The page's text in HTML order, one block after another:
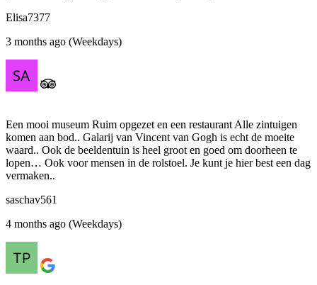
Elisa7377
3 months ago (Weekdays)
Een mooi museum Ruim opgezet en een restaurant Alle zintuigen
komen aan bod.. Galarij van Vincent van Gogh is echt de moeite
waard.. Ook de beeldentuin is heel groot en goed om doorheen te
lopen… Ook voor mensen in de rolstoel. Je kunt je hier best een dag
vermaken..
saschav561
4 months ago (Weekdays)